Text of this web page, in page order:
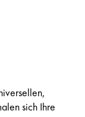
sich Ihre